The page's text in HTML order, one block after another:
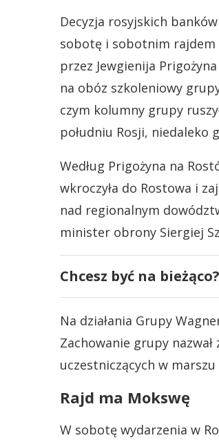
Decyzja rosyjskich
sobotę i sobotnim rajdem
przez Jewgienija
na obóz szkoleniowy
czym kolumny grupy
południu Rosji, niedaleko
Według Prigożyna na
wkroczyła do Rostowa i
nad regionalnym
minister obrony Siergiej
Chcesz być na
Na działania Grupy
Zachowanie grupy
uczestniczących w
Rajd ma Mokswę
W sobotę wydarzenia w